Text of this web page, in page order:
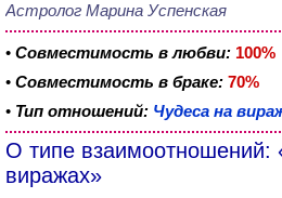
Астролог Марина Успенская
• Совместимость в любви: 100%
• Совместимость в браке: 70%
• Тип отношений: Чудеса на
О типе взаимоотношений:
виражах»